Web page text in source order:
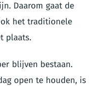
Daarom gaat de
het traditionele
plaats.
blijven bestaan.
open te houden, is